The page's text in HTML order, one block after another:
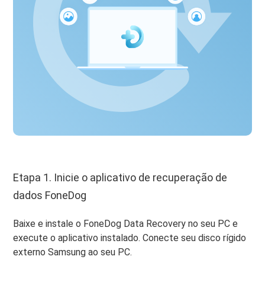
Etapa 1. Inicie o aplicativo de recuperação de
dados FoneDog
Baixe e instale o FoneDog Data Recovery no seu PC e
execute o aplicativo instalado. Conecte seu disco rígido
externo Samsung ao seu PC.